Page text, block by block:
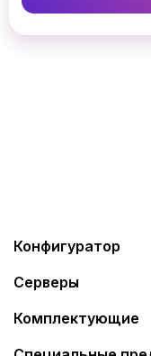
Конфигуратор
Серверы
Комплектующие